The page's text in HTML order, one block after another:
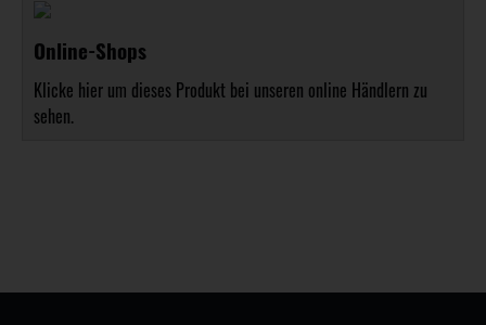
Online-Shops
Klicke hier um dieses Produkt bei unseren online Händlern zu
sehen.